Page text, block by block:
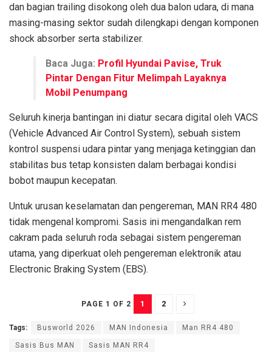
dan bagian trailing disokong oleh dua balon udara, di mana
masing-masing sektor sudah dilengkapi dengan komponen
shock absorber serta stabilizer.
Baca Juga: Profil Hyundai Pavise, Truk
Pintar Dengan Fitur Melimpah Layaknya
Mobil Penumpang
Seluruh kinerja bantingan ini diatur secara digital oleh VACS
(Vehicle Advanced Air Control System), sebuah sistem
kontrol suspensi udara pintar yang menjaga ketinggian dan
stabilitas bus tetap konsisten dalam berbagai kondisi
bobot maupun kecepatan.
Untuk urusan keselamatan dan pengereman, MAN RR4 480
tidak mengenal kompromi. Sasis ini mengandalkan rem
cakram pada seluruh roda sebagai sistem pengereman
utama, yang diperkuat oleh pengereman elektronik atau
Electronic Braking System (EBS).
PAGE 1 OF 2 1 2
Tags: Busworld 2026 MAN Indonesia Man RR4 480
Sasis Bus MAN Sasis MAN RR4